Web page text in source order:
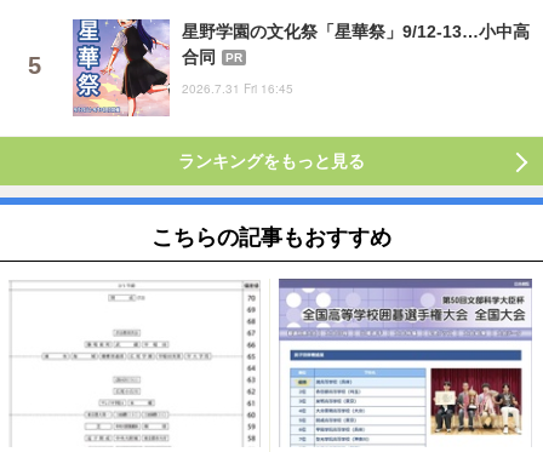
星野学園の文化祭「星華祭」9/12-13…小中高
合同
PR
2026.7.31 Fri 16:45
ランキングをもっと見る
こちらの記事もおすすめ